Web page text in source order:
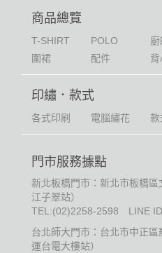
商品總覽
T-SHIRT POLO 廚
圍裙
配件
印繡．款式
各式印刷 電腦繡花 款
門市服務據點
新北板橋門市：新北市板橋
江子翠站）
TEL:(02)2258-2598
LINE
台北師大門市：台北市中正
運台電大樓站）